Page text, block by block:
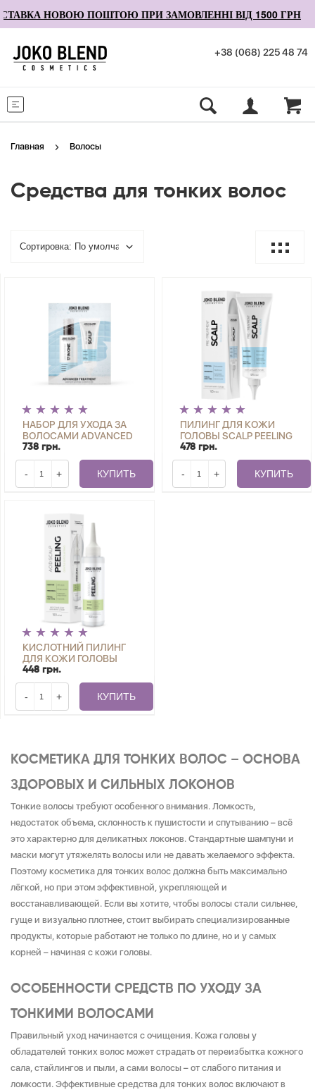
НОВОЮ ПОШТОЮ ПРИ ЗАМОВЛЕННІ ВІД 1500 ГРН
+38 (068) 225 48 74
Главная Волосы
Средства для тонких волос
НАБОР ДЛЯ УХОДА ЗА
ВОЛОСАМИ ADVANCED
TREATMENT JOKO
BLEND ADVANCED
TREATMENT JOKO
738 грн.
- + КУПИТЬ
ПИЛИНГ ДЛЯ КОЖИ
ГОЛОВЫ SCALP PEELING
SCRUB JOKO BLEND 125
МЛ
478 грн.
- + КУПИТЬ
КИСЛОТНИЙ ПИЛИНГ
ДЛЯ КОЖИ ГОЛОВЫ
JOKO BLEND 100 МЛ
448 грн.
- + КУПИТЬ
КОСМЕТИКА ДЛЯ ТОНКИХ ВОЛОС – ОСНОВА
ЗДОРОВЫХ И СИЛЬНЫХ ЛОКОНОВ
Тонкие волосы требуют особенного внимания. Ломкость,
недостаток объема, склонность к пушистости и спутыванию – всё
это характерно для деликатных локонов. Стандартные шампуни и
маски могут утяжелять волосы или не давать желаемого эффекта.
Поэтому косметика для тонких волос должна быть максимально
лёгкой, но при этом эффективной, укрепляющей и
восстанавливающей. Если вы хотите, чтобы волосы стали сильнее,
гуще и визуально плотнее, стоит выбирать специализированные
продукты, которые работают не только по длине, но и у самых
корней – начиная с кожи головы.
ОСОБЕННОСТИ СРЕДСТВ ПО УХОДУ ЗА
ТОНКИМИ ВОЛОСАМИ
Правильный уход начинается с очищения. Кожа головы у
обладателей тонких волос может страдать от переизбытка кожного
сала, стайлингов и пыли, а сами волосы – от слабого питания и
ломкости. Эффективные средства для тонких волос включают в